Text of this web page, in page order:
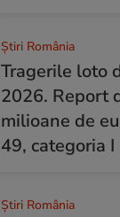
Știri România
Tragerile loto
2026. Report
milioane de
49, categoria I
Știri România